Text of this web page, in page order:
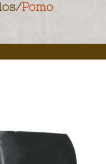
/Pomo